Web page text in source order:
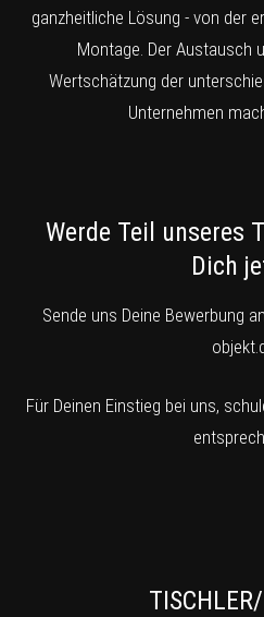
ganzheitliche Lösung - von der
Montage. Der Austausch
Wertschätzung der
Unternehmen
Werde Teil unseres
Dich
Sende uns Deine Bewerbung
Für Deinen Einstieg bei uns,